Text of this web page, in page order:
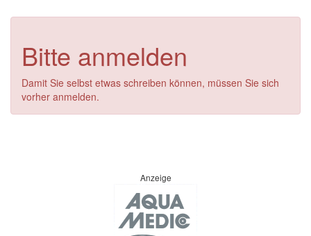
Bitte anmelden
Damit Sie selbst etwas schreiben können, müssen Sie sich
vorher anmelden.
Anzeige